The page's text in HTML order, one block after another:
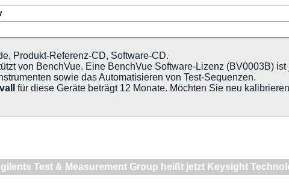
Produkt-Referenz-CD, Software-CD.
von BenchVue. Eine BenchVue Software-Lizenz (BV0003B)
sowie das Automatisieren von Test-Sequenzen.
für diese Geräte beträgt 12 Monate. Möchten Sie neu
Test & Measurement Group heißt jetzt Keysight